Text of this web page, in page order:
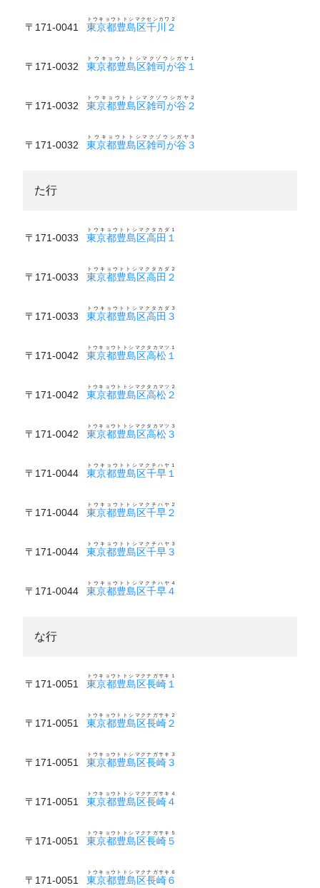
〒171-0041 東京都豊島区千川２
トウキョウトトシマクセンカワ２
〒171-0032 東京都豊島区雑司が谷１
トウキョウトトシマクゾウシガヤ１
〒171-0032 東京都豊島区雑司が谷２
トウキョウトトシマクゾウシガヤ２
〒171-0032 東京都豊島区雑司が谷３
トウキョウトトシマクゾウシガヤ３
た行
〒171-0033 東京都豊島区高田１
トウキョウトトシマクタカダ１
〒171-0033 東京都豊島区高田２
トウキョウトトシマクタカダ２
〒171-0033 東京都豊島区高田３
トウキョウトトシマクタカダ３
〒171-0042 東京都豊島区高松１
トウキョウトトシマクタカマツ１
〒171-0042 東京都豊島区高松２
トウキョウトトシマクタカマツ２
〒171-0042 東京都豊島区高松３
トウキョウトトシマクタカマツ３
〒171-0044 東京都豊島区千早１
トウキョウトトシマクチハヤ１
〒171-0044 東京都豊島区千早２
トウキョウトトシマクチハヤ２
〒171-0044 東京都豊島区千早３
トウキョウトトシマクチハヤ３
〒171-0044 東京都豊島区千早４
トウキョウトトシマクチハヤ４
な行
〒171-0051 東京都豊島区長崎１
トウキョウトトシマクナガサキ１
〒171-0051 東京都豊島区長崎２
トウキョウトトシマクナガサキ２
〒171-0051 東京都豊島区長崎３
トウキョウトトシマクナガサキ３
〒171-0051 東京都豊島区長崎４
トウキョウトトシマクナガサキ４
〒171-0051 東京都豊島区長崎５
トウキョウトトシマクナガサキ５
〒171-0051 東京都豊島区長崎６
トウキョウトトシマクナガサキ６